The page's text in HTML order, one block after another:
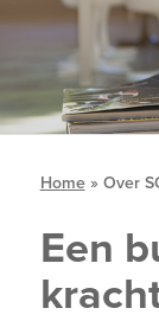
Home» Over
Een